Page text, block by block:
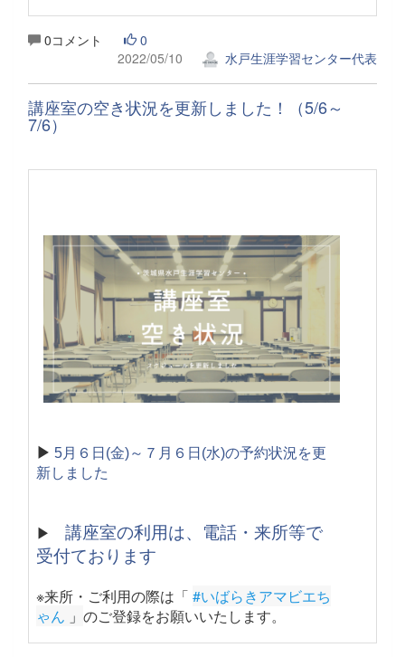
0コメント
0
2022/05/10
水戸生涯学習センター代表
講座室の空き状況を更新しました！（5/6～
7/6）
▶ 5月６日(金)～７月６日(水)の予約状況を更
新しました
▶ 講座室の利用は、電話・来所等で
受付ております
※来所・ご利用の際は「 #いばらきアマビエち
ゃん 」 のご登録をお願いいたします。